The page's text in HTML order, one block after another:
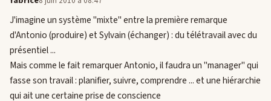
J'imagine un système "mixte" entre la première remarque
d'Antonio (produire) et Sylvain (échanger) : du télétravail avec du
présentiel ...
Mais comme le fait remarquer Antonio, il faudra un "manager" qui
fasse son travail : planifier, suivre, comprendre ... et une hiérarchie
qui ait une certaine prise de conscience